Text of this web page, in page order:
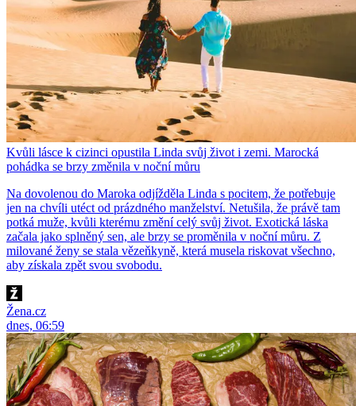
Kvůli lásce k cizinci opustila Linda svůj život i zemi. Marocká
pohádka se brzy změnila v noční můru
Na dovolenou do Maroka odjížděla Linda s pocitem, že potřebuje
jen na chvíli utéct od prázdného manželství. Netušila, že právě tam
potká muže, kvůli kterému změní celý svůj život. Exotická láska
začala jako splněný sen, ale brzy se proměnila v noční můru. Z
milované ženy se stala vězeňkyně, která musela riskovat všechno,
aby získala zpět svou svobodu.
Žena.cz
dnes, 06:59